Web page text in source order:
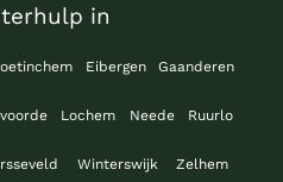
in
Eibergen Gaanderen
Lochem Neede Ruurlo
Winterswijk Zelhem